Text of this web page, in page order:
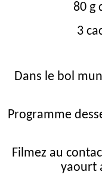
80 g
3
Dans le bol
Programme
Filmez au
yaourt